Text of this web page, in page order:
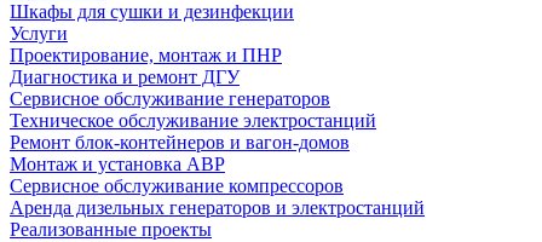
Шкафы для сушки и дезинфекции
Услуги
Проектирование, монтаж и ПНР
Диагностика и ремонт ДГУ
Сервисное обслуживание генераторов
Техническое обслуживание электростанций
Ремонт блок-контейнеров и вагон-домов
Монтаж и установка АВР
Сервисное обслуживание компрессоров
Аренда дизельных генераторов и электростанций
Реализованные проекты